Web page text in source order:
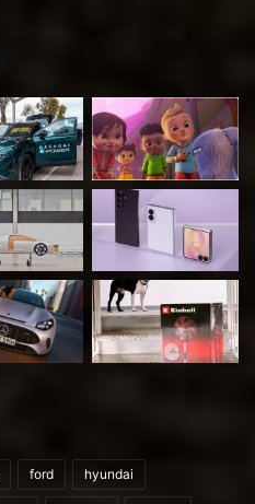
ford hyundai